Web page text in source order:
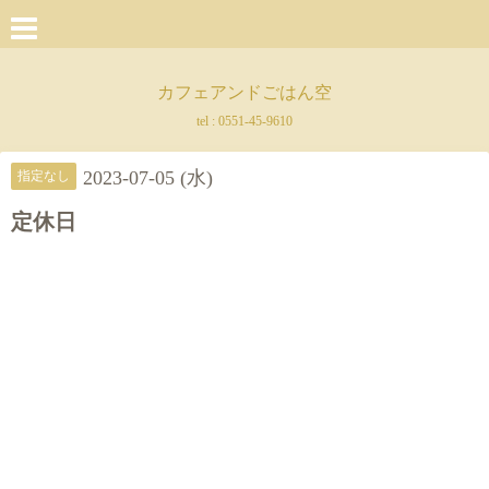
カフェアンドごはん空
tel : 0551-45-9610
指定なし 2023-07-05 (水)
定休日